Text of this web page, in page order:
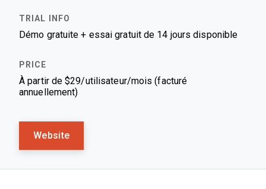
Démo gratuite + essai gratuit de 14 jours disponible
À partir de $29/utilisateur/mois (facturé
annuellement)
Website